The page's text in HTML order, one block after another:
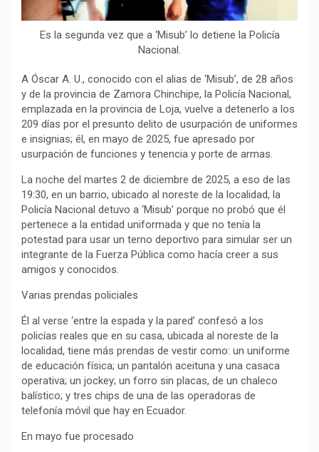
Es la segunda vez que a ‘Misub’ lo detiene la Policía
Nacional.
A Óscar A. U., conocido con el alias de ‘Misub’, de 28 años
y de la provincia de Zamora Chinchipe, la Policía Nacional,
emplazada en la provincia de Loja, vuelve a detenerlo a los
209 días por el presunto delito de usurpación de uniformes
e insignias; él, en mayo de 2025, fue apresado por
usurpación de funciones y tenencia y porte de armas.
La noche del martes 2 de diciembre de 2025, a eso de las
19:30, en un barrio, ubicado al noreste de la localidad, la
Policía Nacional detuvo a ‘Misub’ porque no probó que él
pertenece a la entidad uniformada y que no tenía la
potestad para usar un terno deportivo para simular ser un
integrante de la Fuerza Pública como hacía creer a sus
amigos y conocidos.
Varias prendas policiales
Él al verse ‘entre la espada y la pared’ confesó a los
policías reales que en su casa, ubicada al noreste de la
localidad, tiene más prendas de vestir como: un uniforme
de educación física; un pantalón aceituna y una casaca
operativa; un jockey; un forro sin placas, de un chaleco
balístico; y tres chips de una de las operadoras de
telefonía móvil que hay en Ecuador.
En mayo fue procesado